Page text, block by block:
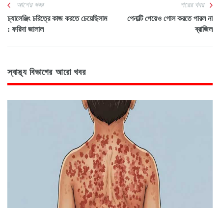
আগের খবর
চ্যালেঞ্জিং চরিত্রে কাজ করতে চেয়েছিলাম
: ফরিদা জালাল
পরের খবর
পেনাল্টি পেয়েও গোল করতে পারল না
ব্রাজিল
স্বাস্থ্য বিভাগের আরো খবর